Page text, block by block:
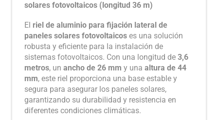
solares fotovoltaicos (longitud 36 m)
El riel de aluminio para fijación lateral de
paneles solares fotovoltaicos es una solución
robusta y eficiente para la instalación de
sistemas fotovoltaicos. Con una longitud de 3,6
metros, un ancho de 26 mm y una altura de 44
mm, este riel proporciona una base estable y
segura para asegurar los paneles solares,
garantizando su durabilidad y resistencia en
diferentes condiciones climáticas.